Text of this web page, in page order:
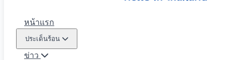
หน้าแรก
ประเด็นร้อน
ข่าว